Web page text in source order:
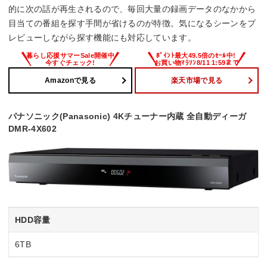
的に次の話が再生されるので、毎回大量の録画データのなかから
目当ての番組を探す手間が省けるのが特徴。気になるシーンをプ
レビューしながら探す機能にも対応しています。
Amazonで見る 楽天市場で見る
パナソニック(Panasonic) 4Kチューナー内蔵 全自動ディーガ
DMR-4X602
HDD容量
6TB